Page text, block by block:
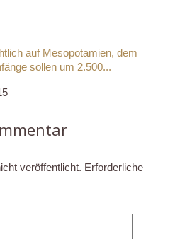
auf Mesopotamien, dem
sollen um 2.500...
veröffentlicht. Erforderliche